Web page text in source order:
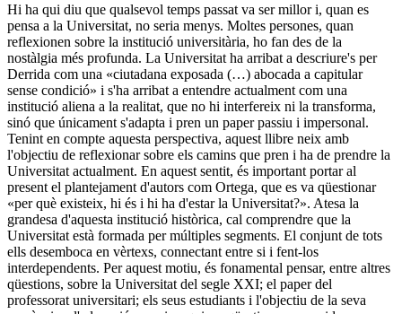
Hi ha qui diu que qualsevol temps passat va ser millor i, quan es
pensa a la Universitat, no seria menys. Moltes persones, quan
reflexionen sobre la institució universitària, ho fan des de la
nostàlgia més profunda. La Universitat ha arribat a descriure's per
Derrida com una «ciutadana exposada (…) abocada a capitular
sense condició» i s'ha arribat a entendre actualment com una
institució aliena a la realitat, que no hi interfereix ni la transforma,
sinó que únicament s'adapta i pren un paper passiu i impersonal.
Tenint en compte aquesta perspectiva, aquest llibre neix amb
l'objectiu de reflexionar sobre els camins que pren i ha de prendre la
Universitat actualment. En aquest sentit, és important portar al
present el plantejament d'autors com Ortega, que es va qüestionar
«per què existeix, hi és i hi ha d'estar la Universitat?». Atesa la
grandesa d'aquesta institució històrica, cal comprendre que la
Universitat està formada per múltiples segments. El conjunt de tots
ells desemboca en vèrtexs, connectant entre si i fent-los
interdependents. Per aquest motiu, és fonamental pensar, entre altres
qüestions, sobre la Universitat del segle XXI; el paper del
professorat universitari; els seus estudiants i l'objectiu de la seva